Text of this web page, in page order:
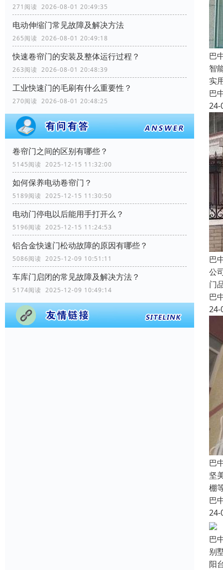
271阅读 2026-08-01 20:49:35
电动伸缩门常见故障及解决方法
265阅读 2026-08-01 20:49:18
快速卷帘门的安装及整体运行过程？
263阅读 2026-08-01 20:48:39
工业快速门的毛刷有什么重要性？
270阅读 2026-08-01 20:48:25
卷帘门之间的区别有哪些？
5145阅读 2025-12-15 11:32:00
如何保养电动卷帘门？
5189阅读 2025-12-15 11:30:50
电动门停电以后能用手打开么？
5196阅读 2025-12-15 11:24:53
铝合金快速门松动故障的原因有哪些？
5086阅读 2025-12-09 10:51:11
车库门启闭的常见故障及解决方法？
5174阅读 2025-12-09 10:49:14
巴
智
实
巴
24-
巴
公
门
巴
24-
巴
坚
棚
巴
24-
巴
别
阳